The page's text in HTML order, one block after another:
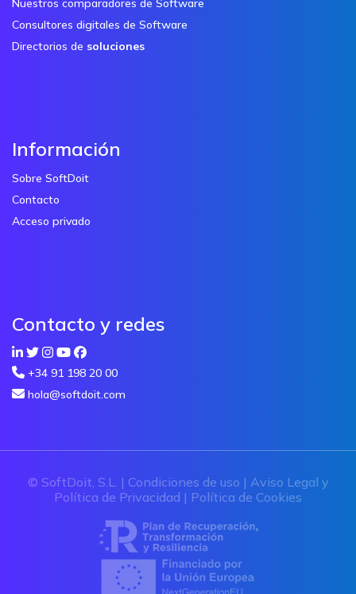
Consultores digitales de Software
Directorios de soluciones
Información
Sobre SoftDoit
Contacto
Acceso privado
Contacto y redes
+34 91 198 20 00
hola@softdoit.com
© SoftDoit, S.L. | Condiciones de uso | Aviso Legal y
Política de Privacidad | Política de Cookies